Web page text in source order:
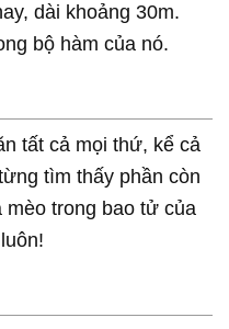
dài khoảng 30m.
bộ hàm của nó.
tất cả mọi thứ, kể cả
tìm thấy phần còn
mèo trong bao tử của